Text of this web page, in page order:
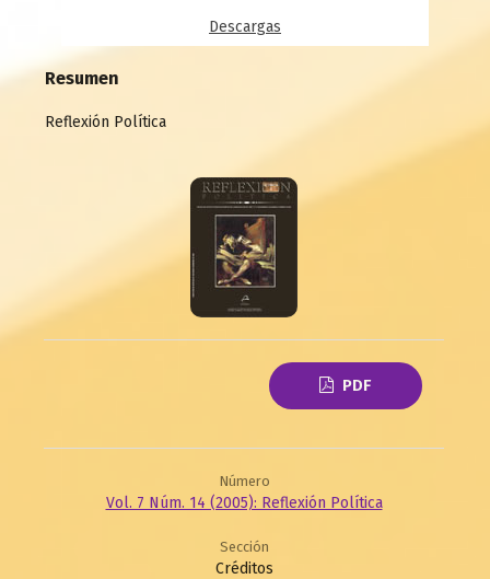
Descargas
Resumen
Reflexión Política
PDF
Número
Vol. 7 Núm. 14 (2005): Reflexión Política
Sección
Créditos